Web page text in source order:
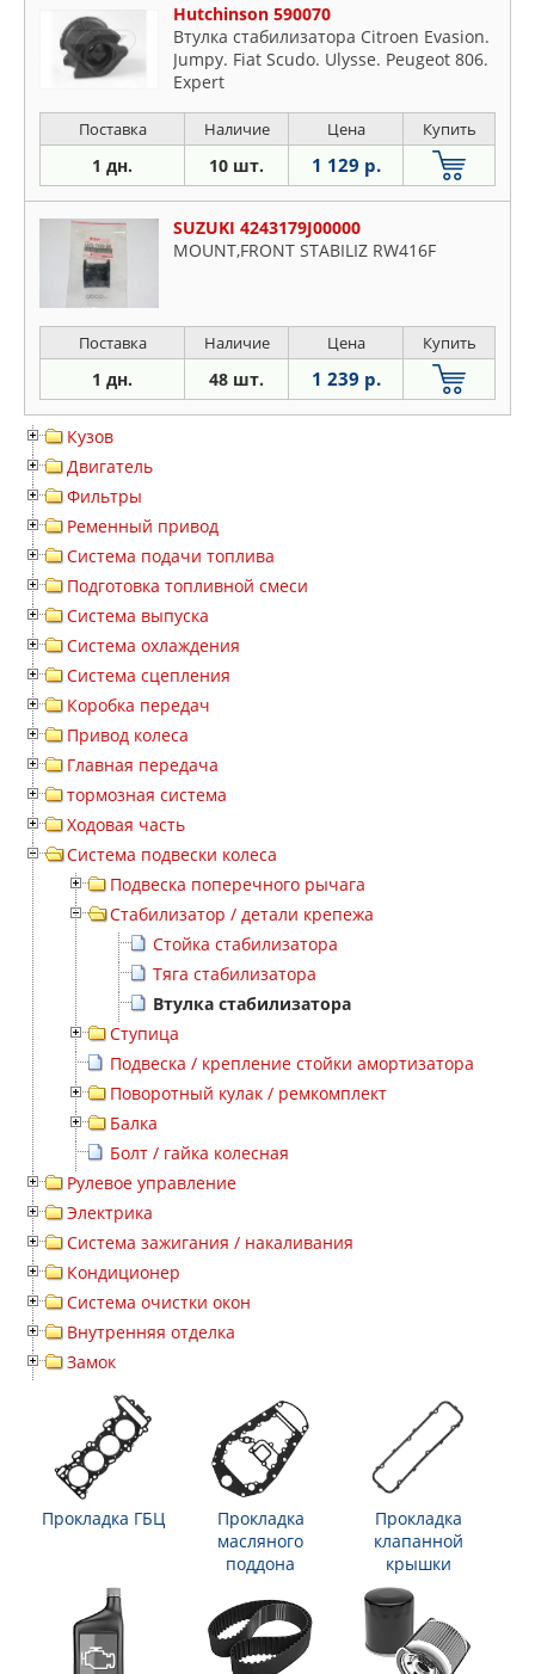
Hutchinson 590070
Втулка стабилизатора Citroen Evasion.
Jumpy. Fiat Scudo. Ulysse. Peugeot 806.
Expert
Поставка Наличие Цена Купить
1 дн. 10 шт. 1 129 р.
SUZUKI 4243179J00000
MOUNT,FRONT STABILIZ RW416F
Поставка Наличие Цена Купить
1 дн. 48 шт. 1 239 р.
Кузов
Двигатель
Фильтры
Ременный привод
Система подачи топлива
Подготовка топливной смеси
Система выпуска
Система охлаждения
Система сцепления
Коробка передач
Привод колеса
Главная передача
тормозная система
Ходовая часть
Система подвески колеса
Подвеска поперечного рычага
Стабилизатор / детали крепежа
Стойка стабилизатора
Тяга стабилизатора
Втулка стабилизатора
Ступица
Подвеска / крепление стойки амортизатора
Поворотный кулак / ремкомплект
Балка
Болт / гайка колесная
Рулевое управление
Электрика
Система зажигания / накаливания
Кондиционер
Система очистки окон
Внутренняя отделка
Замок
Прокладка ГБЦ
Прокладка
масляного
поддона
Прокладка
клапанной
крышки